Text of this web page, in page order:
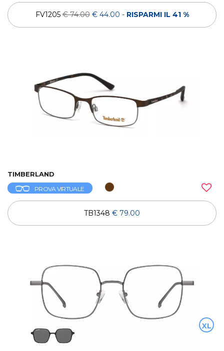
FV1205€ 74.00 € 44.00 - RISPARMI IL 41 %
TIMBERLAND
PROVA VIRTUALE
TB1348 € 79.00
XL